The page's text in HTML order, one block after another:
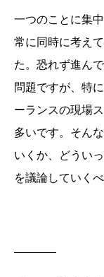
一つのことに集
常に同時に考え
た。恐れず進ん
問題ですが、特
ーランスの現場
多いです。そん
いくか、どうい
を議論していく